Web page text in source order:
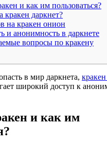
и как им пользоваться?
кракен даркнет?
на кракен онион
и анонимность в даркнете
вопросы по кракену
в мир даркнета, кракен
широкий доступ к
и как им